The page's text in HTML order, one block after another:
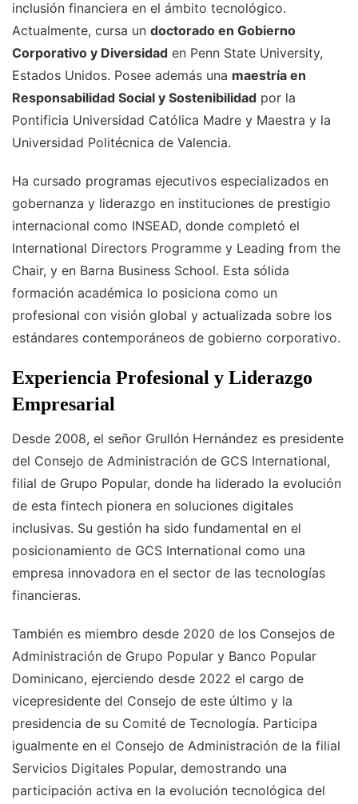
inclusión financiera en el ámbito tecnológico.
Actualmente, cursa un doctorado en Gobierno
Corporativo y Diversidad en Penn State University,
Estados Unidos. Posee además una maestría en
Responsabilidad Social y Sostenibilidad por la
Pontificia Universidad Católica Madre y Maestra y la
Universidad Politécnica de Valencia.
Ha cursado programas ejecutivos especializados en
gobernanza y liderazgo en instituciones de prestigio
internacional como INSEAD, donde completó el
International Directors Programme y Leading from the
Chair, y en Barna Business School. Esta sólida
formación académica lo posiciona como un
profesional con visión global y actualizada sobre los
estándares contemporáneos de gobierno corporativo.
Experiencia Profesional y Liderazgo
Empresarial
Desde 2008, el señor Grullón Hernández es presidente
del Consejo de Administración de GCS International,
filial de Grupo Popular, donde ha liderado la evolución
de esta fintech pionera en soluciones digitales
inclusivas. Su gestión ha sido fundamental en el
posicionamiento de GCS International como una
empresa innovadora en el sector de las tecnologías
financieras.
También es miembro desde 2020 de los Consejos de
Administración de Grupo Popular y Banco Popular
Dominicano, ejerciendo desde 2022 el cargo de
vicepresidente del Consejo de este último y la
presidencia de su Comité de Tecnología. Participa
igualmente en el Consejo de Administración de la filial
Servicios Digitales Popular, demostrando una
participación activa en la evolución tecnológica del